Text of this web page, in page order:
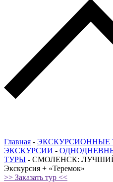
Главная - ЭКСКУРСИОННЫЕ
ЭКСКУРСИИ -
ТУРЫ - СМОЛЕНСК:
Экскурсия + «Теремок»
>> Заказать тур <<